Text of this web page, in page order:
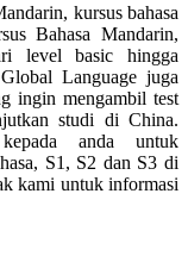
kursus bahasa
Bahasa Mandarin,
level basic hingga
Language juga
ingin mengambil test
studi di China.
anda untuk
S1, S2 dan S3 di
kami untuk informasi